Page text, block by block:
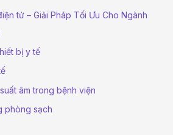
tử – Giải Pháp Tối Ưu Cho Ngành
bị y tế
âm trong bệnh viện
phòng sạch